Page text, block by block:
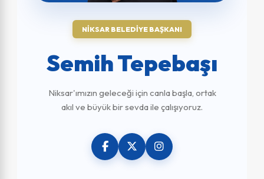
NİKSAR BELEDIYE BAŞKANI
Semih Tepebaşı
Niksar'ımızın geleceği için canla başla, ortak
akıl ve büyük bir sevda ile çalışıyoruz.